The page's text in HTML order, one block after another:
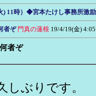
) 11時）◆宮本たけし事務所激
者ぞ 門真の蓮根 19/4/19(金) 4:05
者ぞ
しぶりです。